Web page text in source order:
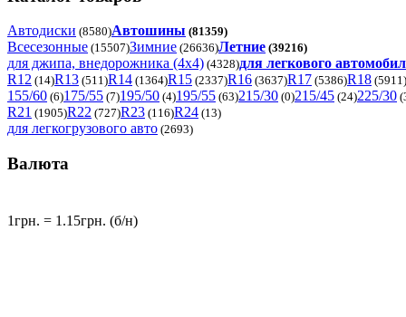
Автодиски (8580)Автошины (81359)
Всесезонные (15507)Зимние (26636)Летние (39216)
для джипа, внедорожника (4x4) (4328)для легкового
R12 (14)R13 (511)R14 (1364)R15 (2337)R16 (3637)R17 (5386)R18 (5911)
155/60 (6)175/55 (7)195/50 (4)195/55 (63)215/30 (0)215/45 (24)225/30
R21 (1905)R22 (727)R23 (116)R24 (13)
для легкогрузового авто (2693)
Валюта
1грн. = 1.15грн. (б/н)